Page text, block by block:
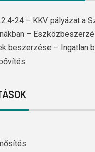
24 – KKV pályázat a
–
beszerzése – Ingatlan